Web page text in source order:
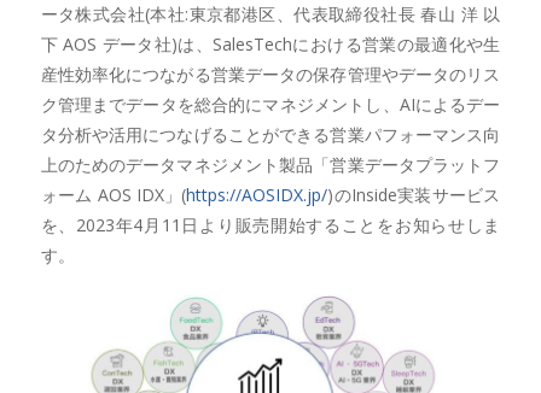
ータ株式会社(本社:東京都港区、代表取締役社長 春山 洋 以
下 AOS データ社)は、SalesTechにおける営業の最適化や生
産性効率化につながる営業データの保存管理やデータのリス
ク管理までデータを総合的にマネジメントし、AIによるデー
タ分析や活用につなげることができる営業パフォーマンス向
上のためのデータマネジメント製品「営業データプラットフ
ォーム AOS IDX」(https://AOSIDX.jp/)のInside実装サービス
を、2023年4月11日より販売開始することをお知らせしま
す。